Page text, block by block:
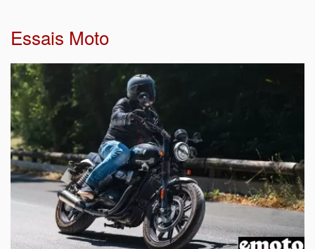
Essais Moto